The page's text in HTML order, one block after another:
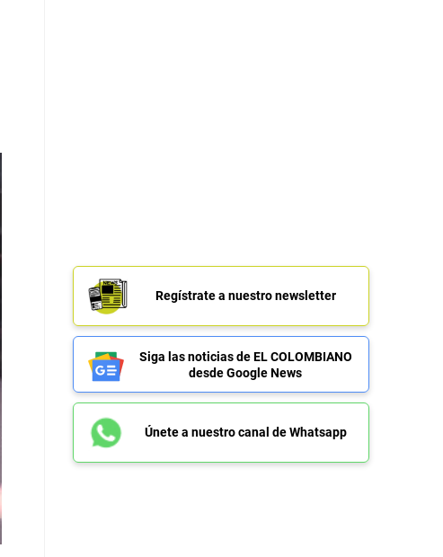
Regístrate a nuestro newsletter
Siga las noticias de EL COLOMBIANO
desde Google News
Únete a nuestro canal de Whatsapp